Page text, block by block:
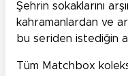
Şehrin sokaklarını
kahramanlardan ve
bu seriden istediğin
Tüm Matchbox